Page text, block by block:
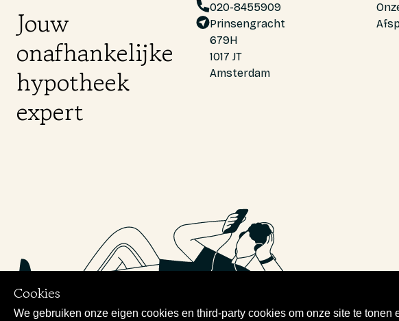
Cookies
We gebruiken onze eigen cookies en third-party cookies om onze site te tonen
Jouw
onafhankelijke
hypotheek
expert
020-8455909
Prinsengracht
679H
1017 JT
Amsterdam